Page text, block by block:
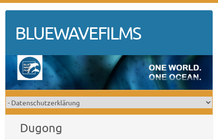
contentBLUEWAVEFILMS
Dugong